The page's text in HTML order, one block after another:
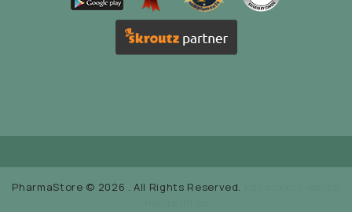
PharmaStore © 2026 . All Rights Reserved.